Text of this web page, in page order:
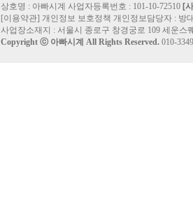
상호명 : 아빠시계 사업자등록번호 : 101-10-72510 [
[이용약관] 개인정보 보호정책 개인정보담당자 : 방
사업장소재지 : 서울시 종로구 창경궁로 109 세운스
Copyright ⓒ 아빠시계 All Rights Reserved. 010-